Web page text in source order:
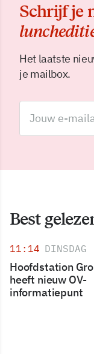
Schrijf je
Het laatste
je mailbox.
Best
11:14 DINSDAG
Hoofdstation
heeft nieuw OV-
informatiepunt